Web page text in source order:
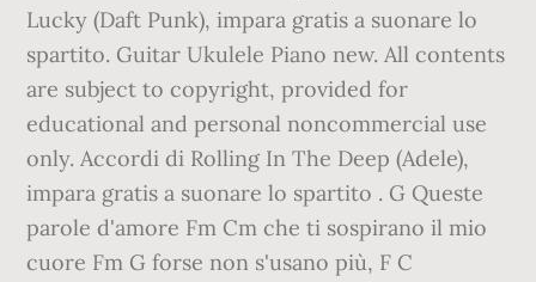
Lucky (Daft Punk), impara gratis a suonare lo
spartito. Guitar Ukulele Piano new. All contents
are subject to copyright, provided for
educational and personal noncommercial use
only. Accordi di Rolling In The Deep (Adele),
impara gratis a suonare lo spartito . G Queste
parole d'amore Fm Cm che ti sospirano il mio
cuore Fm G forse non s'usano più, F C